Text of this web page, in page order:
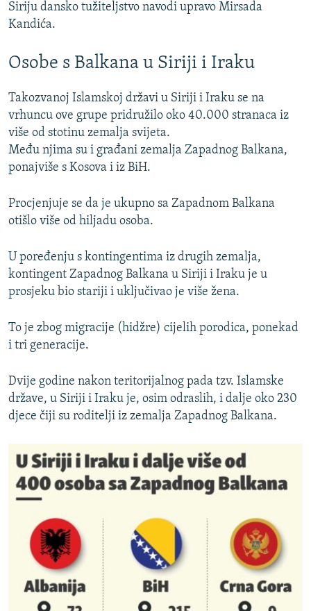
Siriju dansko tužiteljstvo navodi upravo Mirsada
Kandića.
Osobe s Balkana u Siriji i Iraku
Takozvanoj Islamskoj državi u Siriji i Iraku se na
vrhuncu ove grupe pridružilo oko 40.000 stranaca iz
više od stotinu zemalja svijeta.
Među njima su i građani zemalja Zapadnog Balkana,
ponajviše s Kosova i iz BiH.
Procjenjuje se da je ukupno sa Zapadnom Balkana
otišlo više od hiljadu osoba.
U poređenju s kontingentima iz drugih zemalja,
kontingent Zapadnog Balkana u Siriji i Iraku je u
prosjeku bio stariji i uključivao je više žena.
To je zbog migracije (hidžre) cijelih porodica, ponekad
i tri generacije.
Dvije godine nakon teritorijalnog pada tzv. Islamske
države, u Siriji i Iraku je, osim odraslih, i dalje oko 230
djece čiji su roditelji iz zemalja Zapadnog Balkana.